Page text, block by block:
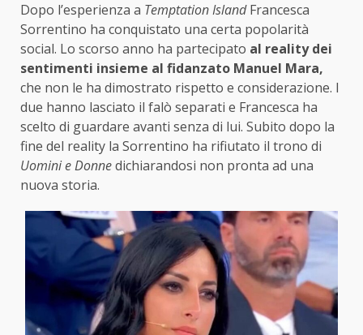
Dopo l’esperienza a Temptation IslandFrancesca
Sorrentino ha conquistato una certa popolarità
social. Lo scorso anno ha partecipato al reality dei
sentimenti insieme al fidanzato Manuel Mara,
che non le ha dimostrato rispetto e considerazione. I
due hanno lasciato il falò separati e Francesca ha
scelto di guardare avanti senza di lui. Subito dopo la
fine del reality la Sorrentino ha rifiutato il trono di
Uomini e Donnedichiarandosi non pronta ad una
nuova storia.